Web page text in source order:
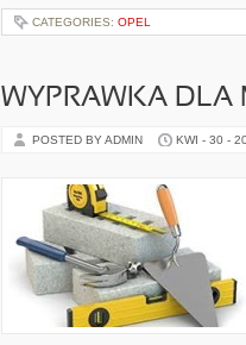
CATEGORIES: OPEL
WYPRAWKA DLA
POSTED BY ADMIN KWI - 30 -